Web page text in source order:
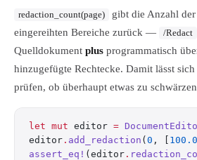
redaction_count(page)
gibt die Anzahl
eingereihten Bereiche zurück —
/Redact
Quelldokument plus programmatisch
hinzugefügte Rechtecke. Damit lässt
prüfen, ob überhaupt etwas zu
let mut editor =
editor . add_redaction ( 0 , [ 100.0
assert_eq! (editor .